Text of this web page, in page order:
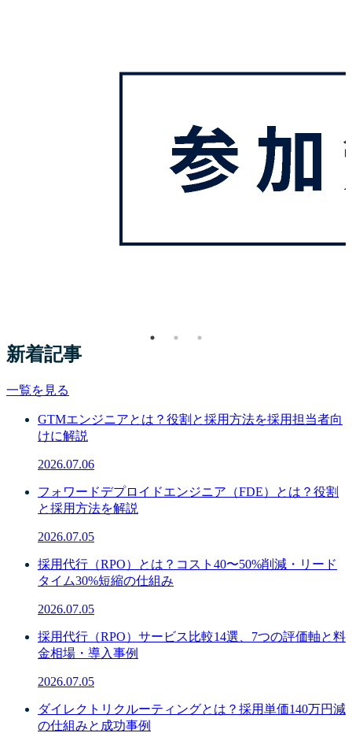
新着記事
一覧を見る
GTMエンジニアとは？役割と採用方法を採用担当者向
けに解説
2026.07.06
フォワードデプロイドエンジニア（FDE）とは？役割
と採用方法を解説
2026.07.05
採用代行（RPO）とは？コスト40〜50%削減・リード
タイム30%短縮の仕組み
2026.07.05
採用代行（RPO）サービス比較14選、7つの評価軸と料
金相場・導入事例
2026.07.05
ダイレクトリクルーティングとは？採用単価140万円減
の仕組みと成功事例